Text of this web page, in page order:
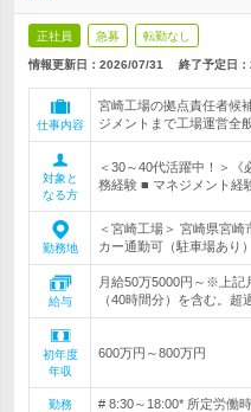
正社員 急募 転勤なし
情報更新日：2026/07/31 終了予定日：
仕事内容
宮崎工場の拠点責任者候
ジメントまで工場運営全
対象と
なる方
＜30～40代活躍中！＞
務経験 ■ マネジメント経
勤務地
＜宮崎工場＞ 宮崎県宮
カー通勤可（駐車場あり
給与
月給50万5000円～※上記
（40時間分）を含む。
初年度
年収
600万円～800万円
勤務
# 8:30～18:00* 所定労働